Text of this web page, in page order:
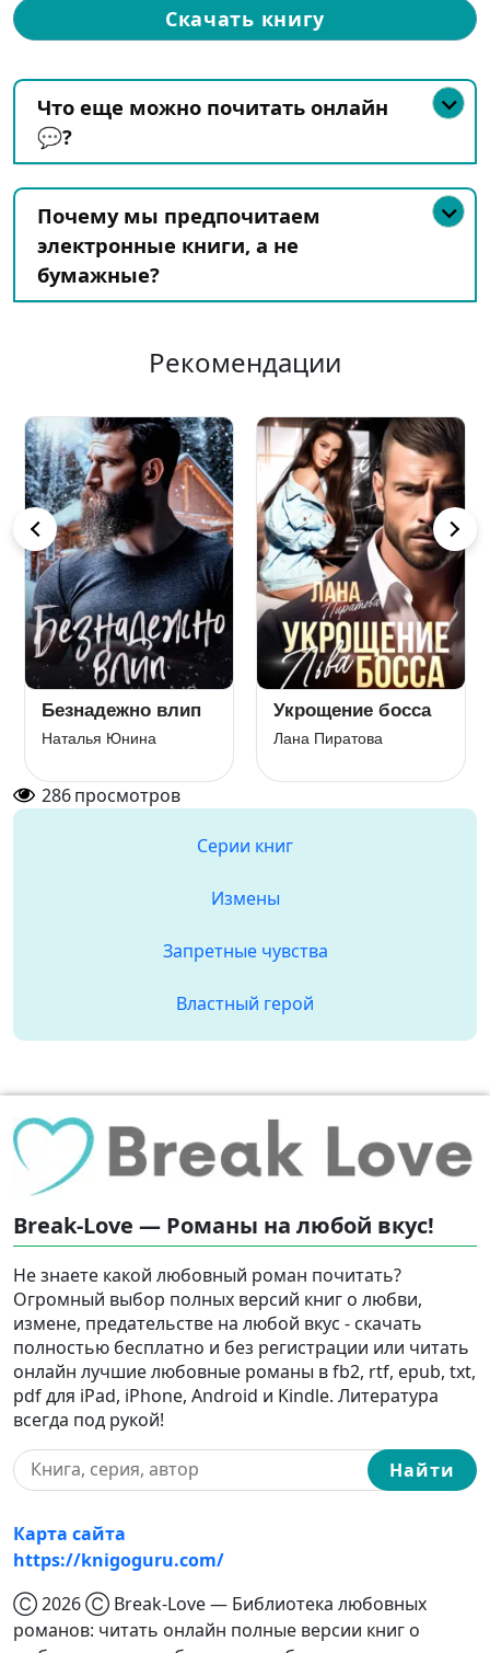
Скачать книгу
Что еще можно почитать онлайн
💬?
Почему мы предпочитаем
электронные книги, а не
бумажные?
Рекомендации
Безнадежно влип
Наталья Юнина
Укрощение босса
Лана Пиратова
286просмотров
Серии книг
Измены
Запретные чувства
Властный герой
Break-Love — Романы на любой вкус!
Не знаете какой любовный роман почитать?
Огромный выбор полных версий книг о любви,
измене, предательстве на любой вкус - скачать
полностью бесплатно и без регистрации или читать
онлайн лучшие любовные романы в fb2, rtf, epub, txt,
pdf для iPad, iPhone, Android и Kindle. Литература
всегда под рукой!
Найти
Карта сайта
https://knigoguru.com/
Ⓒ 2026 Ⓒ Break-Love — Библиотека любовных
романов: читать онлайн полные версии книг о